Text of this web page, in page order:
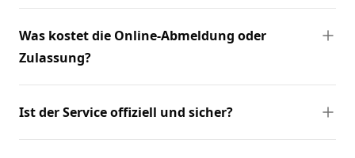
Was kostet die Online-Abmeldung oder
Zulassung?
Ist der Service offiziell und sicher?